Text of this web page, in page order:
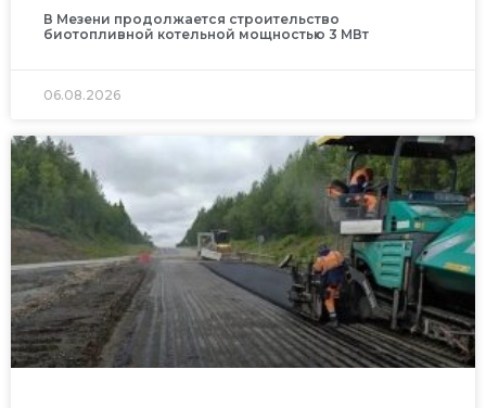
В Мезени продолжается строительство
биотопливной котельной мощностью 3 МВт
06.08.2026